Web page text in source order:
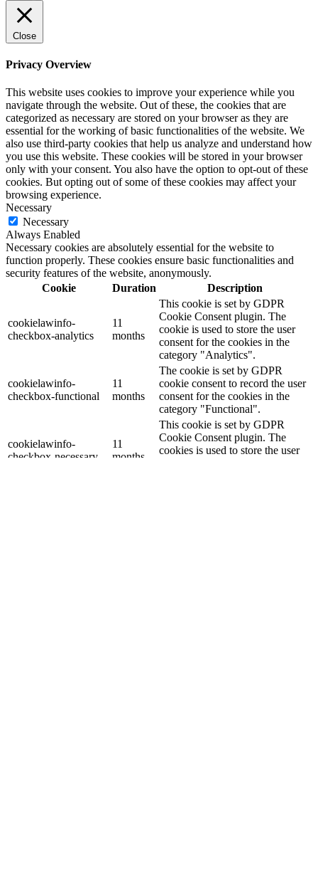
Close
Privacy Overview
This website uses cookies to improve your experience while you
navigate through the website. Out of these, the cookies that are
categorized as necessary are stored on your browser as they are
essential for the working of basic functionalities of the website. We
also use third-party cookies that help us analyze and understand how
you use this website. These cookies will be stored in your browser
only with your consent. You also have the option to opt-out of these
cookies. But opting out of some of these cookies may affect your
browsing experience.
Necessary
Necessary
Always Enabled
Necessary cookies are absolutely essential for the website to
function properly. These cookies ensure basic functionalities and
security features of the website, anonymously.
Cookie
Duration Description
cookielawinfo-
checkbox-analytics
11
months
This cookie is set by GDPR
Cookie Consent plugin. The
cookie is used to store the user
consent for the cookies in the
category "Analytics".
cookielawinfo-
checkbox-functional
11
months
The cookie is set by GDPR
cookie consent to record the user
consent for the cookies in the
category "Functional".
cookielawinfo-
checkbox-necessary
11
months
This cookie is set by GDPR
Cookie Consent plugin. The
cookies is used to store the user